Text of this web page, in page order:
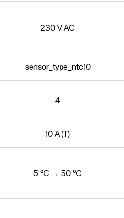
230 V AC
sensor_type_ntc10
4
10 A (T)
5 °C → 50 °C